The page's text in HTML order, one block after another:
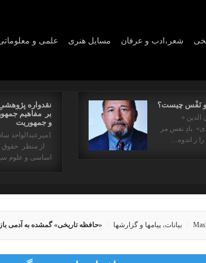
علمی و مسايل هنری شعر،ادب و عرفان
نقدواره
بر مفاهیم
و جمهوریت
1میرعبدالواحد
از منظر حقوق
اساسی و علوم
و نَفْس چیست؟
الدین «
بادِ نفس مر
را ز اندوه…
بیانات، پیامها و گزارشها «حافظه تاریخی» گمشده به آدمی